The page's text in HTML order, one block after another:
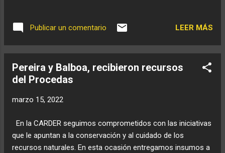
Publicar un comentario LEER MÁS
Pereira y Balboa, recibieron recursos
del Procedas
marzo 15, 2022
En la CARDER seguimos comprometidos con las iniciativas
que le apuntan a la conservación y al cuidado de los
recursos naturales. En esta ocasión entregamos insumos a